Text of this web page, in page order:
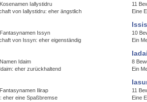
Iallystidru
von Iallystidru: eher ängstlich
11
Eine
Issyn
von Issyn: eher eigenständig
10
Ein
Idaim
eher zurückhaltend
8
Ein
Ilirap
eher eine Spaßbremse
11
Eine